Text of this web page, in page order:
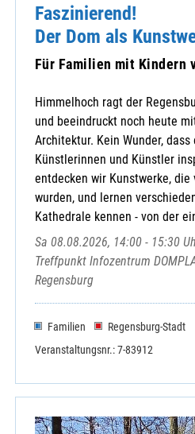
Faszinierend!
Der Dom als
Für Familien mit Kindern
Himmelhoch ragt der
und beeindruckt noch heute
Architektur. Kein Wunder,
Künstlerinnen und Künstler
entdecken wir Kunstwerke,
wurden, und lernen
Kathedrale kennen - von der
Sa 08.08.2026, 14:00 - 15:30
Treffpunkt Infozentrum
Regensburg
Familien
Regensburg-Stadt
Veranstaltungsnr.: 7-83912